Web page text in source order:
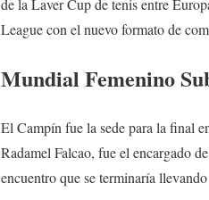
de la Laver Cup de tenis entre
League con el nuevo formato de
Mundial Femenino
El Campín fue la sede para la final
Radamel Falcao, fue el encargado
encuentro que se terminaría